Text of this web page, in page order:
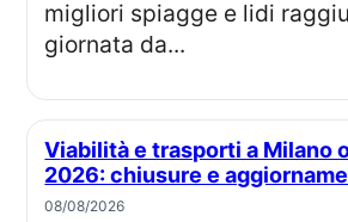
migliori spiagge e lidi
giornata da...
Viabilità e trasporti a Milano oggi, 8 agosto
2026: chiusure e
08/08/2026